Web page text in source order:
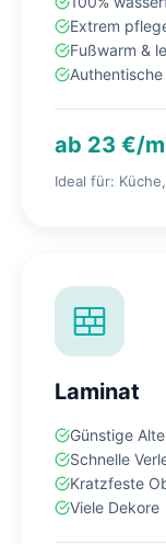
Extrem
Fußwarm &
ab 23 €/
Ideal für:
Laminat
Günstige
Schnelle
Kratzfeste
Viele Dekore